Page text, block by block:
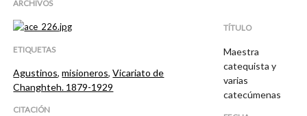
ARCHIVOS
ETIQUETAS
Agustinos,misioneros,Vicariato de
Changhteh. 1879-1929
CITACIÓN
TÍTULO
Maestra
catequista y
varias
catecúmenas